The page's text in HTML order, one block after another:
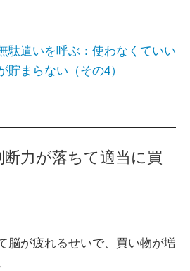
駄遣いを呼ぶ：使わなくていい
貯まらない（その4）
力が落ちて適当に買
脳が疲れるせいで、買い物が増